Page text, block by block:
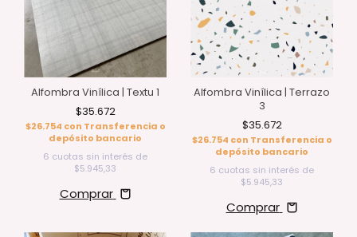
Alfombra Vinílica | Textu 1
$35.672
$26.754 con Transferencia o
depósito bancario
6 cuotas sin interés de
$5.945,33
Comprar
Alfombra Vinílica | Terrazo
3
$35.672
$26.754 con Transferencia o
depósito bancario
6 cuotas sin interés de
$5.945,33
Comprar